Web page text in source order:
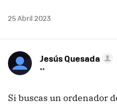
25 Abril 2023
Jesús Quesada
**
Si buscas un ordenador